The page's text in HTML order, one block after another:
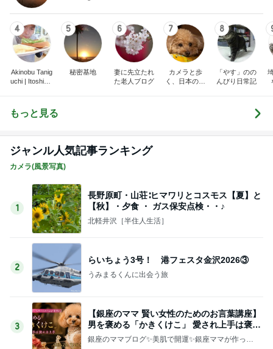
4
Akinobu Tanig
uchi | Itoshima
5
秘密基地
6
妻に先立たれ
た老人ブログ
7
カメラと歩
く、日本の風
8
「やす」のの
んびり日常記
もっと見る
ジャンル人気記事ランキング
カメラ(風景写真)
1
長野原町・山荘∶ヒマワリとコスモス【夏】と
【秋】・夕食 ・ ガス保安点検・・♪
北軽井沢［半住人生活］
2
らいちょう3号！ 港フェスタ金沢2026③
うみまるくんに出会う旅
3
【銀座のママ 賢い女性のためのお言葉講座】
男を褒める「かきくけこ」 愛され上手は褒め
方上手
銀座のママブログ✨美肌で開運✨銀座ママが作った